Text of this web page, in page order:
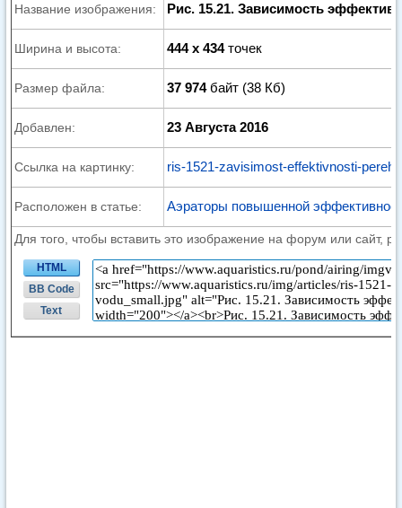
Название изображения: Рис. 15.21. Зависимость
Ширина и высота: 444 x 434точек
Размер файла: 37 974байт (38 Кб)
Добавлен: 23 Августа 2016
Ссылка на картинку: ris-1521-zavisimost-effektivnosti-
Расположен в статье: Аэраторы повышенной
Для того, чтобы вставить это изображение на форум или сайт,
HTML
BB Code
Text